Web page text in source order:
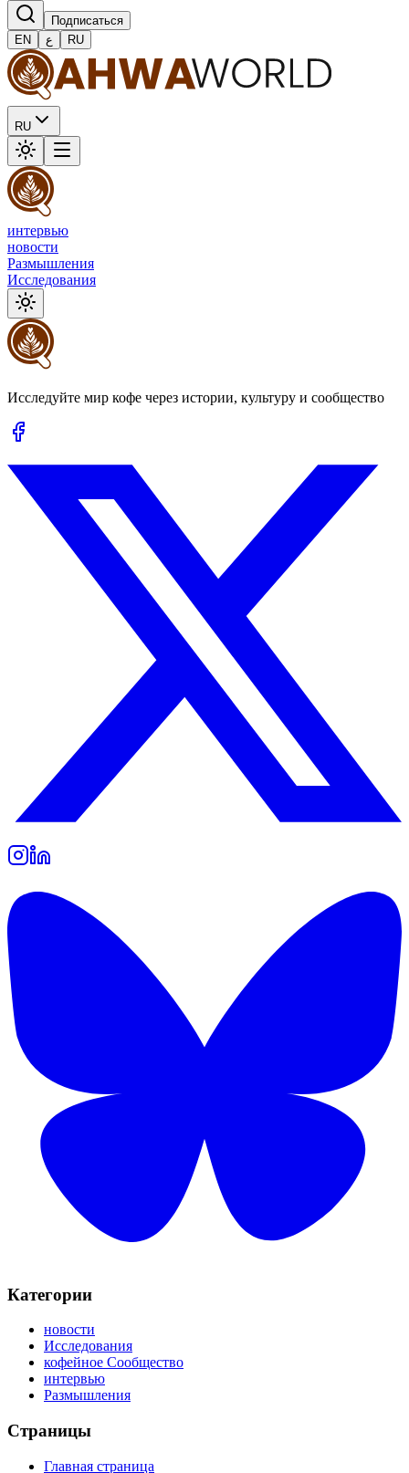
Подписаться
EN
ع RU
RU
интервью
новости
Размышления
Исследования
Исследуйте мир кофе через истории, культуру и сообщество
Категории
новости
Исследования
кофейное Сообщество
интервью
Размышления
Страницы
Главная страница